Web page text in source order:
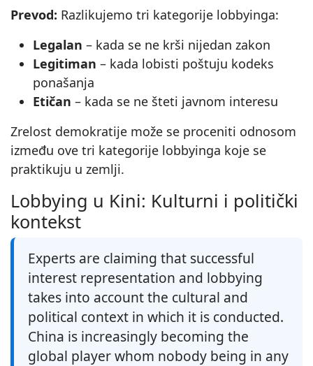
Prevod: Razlikujemo tri kategorije lobbyinga:
Legalan – kada se ne krši nijedan zakon
Legitiman – kada lobisti poštuju kodeks
ponašanja
Etičan – kada se ne šteti javnom interesu
Zrelost demokratije može se proceniti odnosom
između ove tri kategorije lobbyinga koje se
praktikuju u zemlji.
Lobbying u Kini: Kulturni i politički
kontekst
Experts are claiming that successful
interest representation and lobbying
takes into account the cultural and
political context in which it is conducted.
China is increasingly becoming the
global player whom nobody being in any